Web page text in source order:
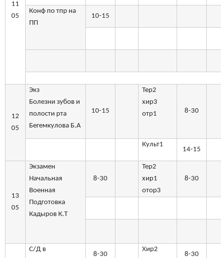
11
05
Конф по тпр на
ПП
10-15
12
05
Экз
Болезни зубов и
полости рта
Бегемкулова Б.А
10-15
Тер2
хир3
отр1
8-30
Культ1
14-15
13
05
Экзамен
Начальная
Военная
Подготовка
Кадыров К.Т
8-30
Тер2
хир1
отор3
8-30
С/Д в
8-30
Хир2
8-30